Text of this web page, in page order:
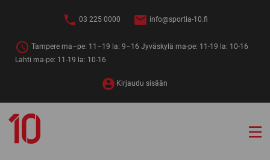
03 225 0000 info@sportia-10.fi
Tampere ma–pe: 11–19 la: 9–16 Jyväskylä ma-pe: 11-19 la: 10-16
Lahti ma-pe: 11-19 la: 10-16
Kirjaudu sisään
10